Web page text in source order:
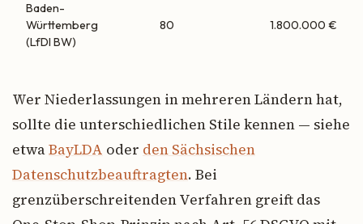
Baden-
Württemberg
(LfDI BW)
80 1.800.000 €
Wer Niederlassungen in mehreren Ländern hat,
sollte die unterschiedlichen Stile kennen — siehe
etwaBayLDA oder den Sächsischen
Datenschutzbeauftragten. Bei
grenzüberschreitenden Verfahren greift das